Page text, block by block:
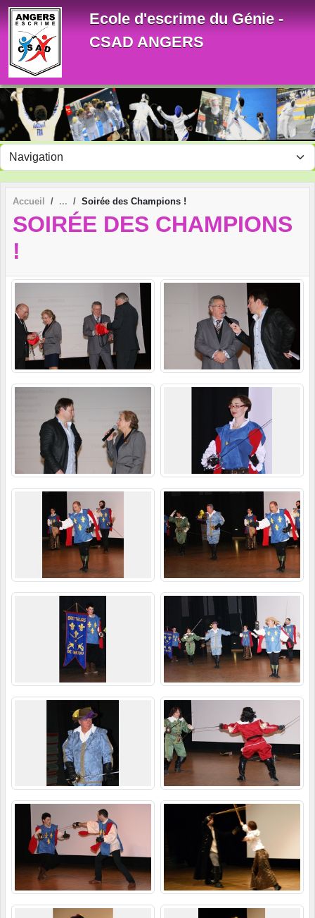
Ecole d'escrime du Génie -
CSAD ANGERS
Accueil Soirée des Champions !
SOIRÉE DES CHAMPIONS
!
Panneau de gestion des cookies